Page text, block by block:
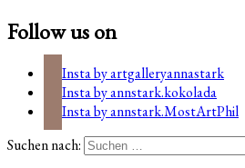
Follow us on
Insta by artgalleryannastark
Insta by annstark.kokolada
Insta by annstark.MostArtPhil
Suchen nach: